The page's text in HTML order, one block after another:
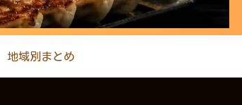
地域別まとめ